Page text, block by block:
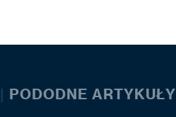
| PODODNE ARTYKUŁY